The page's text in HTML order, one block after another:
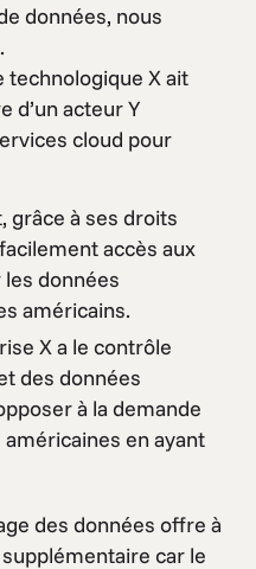
données, nous
technologique X ait
d’un acteur Y
cloud pour
grâce à ses droits
accès aux
données
américains.
X a le contrôle
des données
à la demande
en ayant
des données offre à
car le